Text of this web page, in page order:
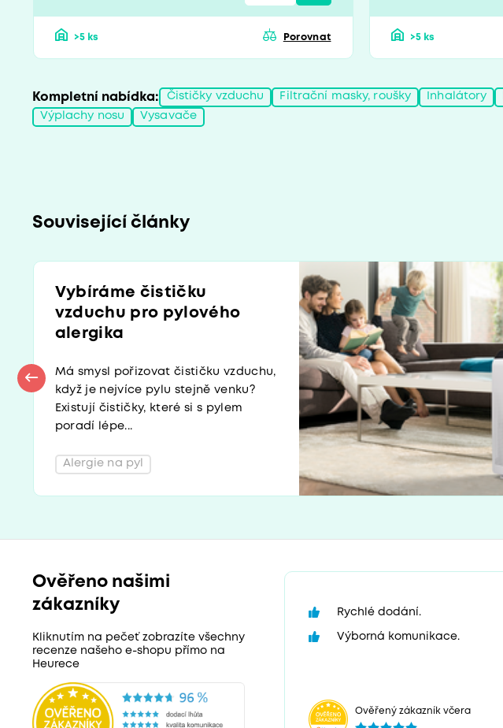
>5 ks Porovnat >5 ks
Kompletní nabídka: Čističky vzduchu Filtrační masky, roušky Inhalátory
Výplachy nosu
Vysavače
Související články
Vybíráme čističku
vzduchu pro pylového
alergika
Má smysl pořizovat čističku vzduchu,
když je nejvíce pylu stejně venku?
Existují čističky, které si s pylem
poradí lépe...
Alergie na pyl
Ověřeno našimi
zákazníky
Kliknutím na pečeť zobrazíte všechny
recenze našeho e-shopu přímo na
Heurece
Rychlé dodání.
Výborná komunikace.
Ověřený zákazník včera